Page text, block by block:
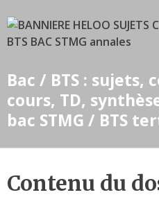
to
content
Bac / BTS : sujets,
cours, TD,
bac STMG / BTS
Contenu du